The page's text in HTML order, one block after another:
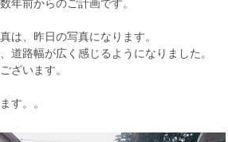
年前からのご計画です。
は、昨日の写真になります。
道路幅が広く感じるようになりました。
ざいます。
す。。